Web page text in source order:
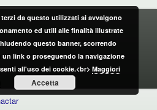
da questo utilizzati si avvalgono
ed utili alle finalità illustrate
questo banner, scorrendo
link o proseguendo la navigazione
all'uso dei cookie.<br> Maggiori
Accetta